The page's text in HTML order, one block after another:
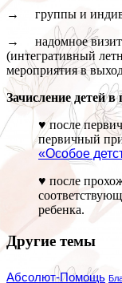
→ группы и
→ надомное
(интегративный
мероприятия в
Зачисление детей
♥ после
первичный
«Особое
♥ после
ребенка.
Другие темы
Абсолют-Помощь